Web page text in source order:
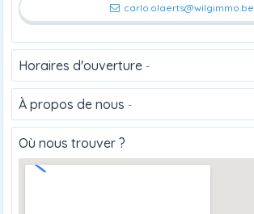
carlo.olaerts@wilgimmo.be
Horaires d'ouverture -
À propos de nous -
Où nous trouver ?